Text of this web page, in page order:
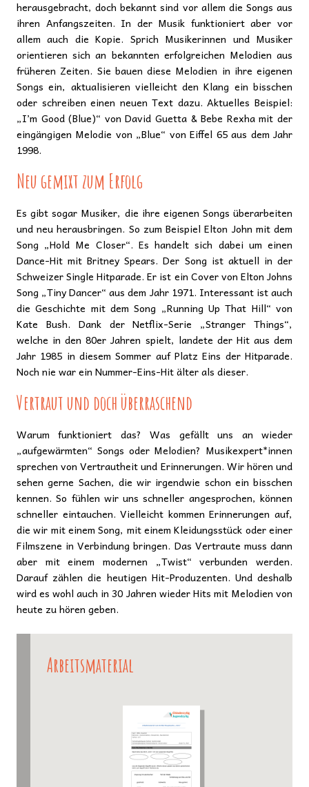
herausgebracht, doch bekannt sind vor allem die Songs aus
ihren Anfangszeiten. In der Musik funktioniert aber vor
allem auch die Kopie. Sprich Musikerinnen und Musiker
orientieren sich an bekannten erfolgreichen Melodien aus
früheren Zeiten. Sie bauen diese Melodien in ihre eigenen
Songs ein, aktualisieren vielleicht den Klang ein bisschen
oder schreiben einen neuen Text dazu. Aktuelles Beispiel:
„I’m Good (Blue)“ von David Guetta & Bebe Rexha mit der
eingängigen Melodie von „Blue“ von Eiffel 65 aus dem Jahr
1998.
Neu gemixt zum Erfolg
Es gibt sogar Musiker, die ihre eigenen Songs überarbeiten
und neu herausbringen. So zum Beispiel Elton John mit dem
Song „Hold Me Closer“. Es handelt sich dabei um einen
Dance-Hit mit Britney Spears. Der Song ist aktuell in der
Schweizer Single Hitparade. Er ist ein Cover von Elton Johns
Song „Tiny Dancer“ aus dem Jahr 1971. Interessant ist auch
die Geschichte mit dem Song „Running Up That Hill“ von
Kate Bush. Dank der Netflix-Serie „Stranger Things“,
welche in den 80er Jahren spielt, landete der Hit aus dem
Jahr 1985 in diesem Sommer auf Platz Eins der Hitparade.
Noch nie war ein Nummer-Eins-Hit älter als dieser.
Vertraut und doch überraschend
Warum funktioniert das? Was gefällt uns an wieder
„aufgewärmten“ Songs oder Melodien? Musikexpert*innen
sprechen von Vertrautheit und Erinnerungen. Wir hören und
sehen gerne Sachen, die wir irgendwie schon ein bisschen
kennen. So fühlen wir uns schneller angesprochen, können
schneller eintauchen. Vielleicht kommen Erinnerungen auf,
die wir mit einem Song, mit einem Kleidungsstück oder einer
Filmszene in Verbindung bringen. Das Vertraute muss dann
aber mit einem modernen „Twist“ verbunden werden.
Darauf zählen die heutigen Hit-Produzenten. Und deshalb
wird es wohl auch in 30 Jahren wieder Hits mit Melodien von
heute zu hören geben.
Arbeitsmaterial